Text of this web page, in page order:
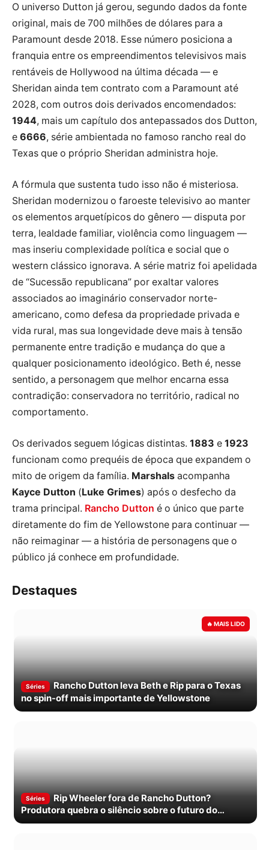
O universo Dutton já gerou, segundo dados da fonte
original, mais de 700 milhões de dólares para a
Paramount desde 2018. Esse número posiciona a
franquia entre os empreendimentos televisivos mais
rentáveis de Hollywood na última década — e
Sheridan ainda tem contrato com a Paramount até
2028, com outros dois derivados encomendados:
1944, mais um capítulo dos antepassados dos Dutton,
e 6666, série ambientada no famoso rancho real do
Texas que o próprio Sheridan administra hoje.
A fórmula que sustenta tudo isso não é misteriosa.
Sheridan modernizou o faroeste televisivo ao manter
os elementos arquetípicos do gênero — disputa por
terra, lealdade familiar, violência como linguagem —
mas inseriu complexidade política e social que o
western clássico ignorava. A série matriz foi apelidada
de “Sucessão republicana” por exaltar valores
associados ao imaginário conservador norte-
americano, como defesa da propriedade privada e
vida rural, mas sua longevidade deve mais à tensão
permanente entre tradição e mudança do que a
qualquer posicionamento ideológico. Beth é, nesse
sentido, a personagem que melhor encarna essa
contradição: conservadora no território, radical no
comportamento.
Os derivados seguem lógicas distintas. 1883 e 1923
funcionam como prequéis de época que expandem o
mito de origem da família. Marshals acompanha
Kayce Dutton (Luke Grimes) após o desfecho da
trama principal. Rancho Dutton é o único que parte
diretamente do fim de Yellowstone para continuar —
não reimaginar — a história de personagens que o
público já conhece em profundidade.
Destaques
Séries
Rancho Dutton leva Beth e Rip para o Texas
no spin-off mais importante de Yellowstone
Séries
Rip Wheeler fora de Rancho Dutton?
Produtora quebra o silêncio sobre o futuro do
personagem